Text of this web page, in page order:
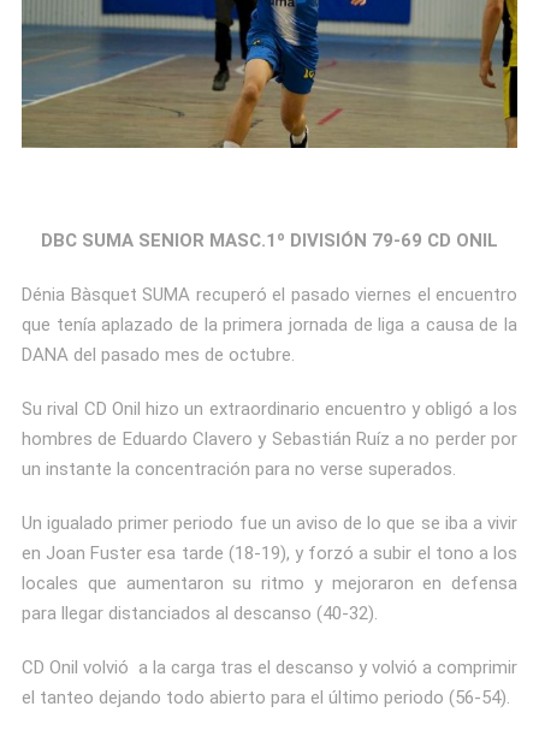
DBC SUMA SENIOR MASC.1º DIVISIÓN 79-69 CD ONIL
Dénia Bàsquet SUMA recuperó el pasado viernes el encuentro
que tenía aplazado de la primera jornada de liga a causa de la
DANA del pasado mes de octubre.
Su rival CD Onil hizo un extraordinario encuentro y obligó a los
hombres de Eduardo Clavero y Sebastián Ruíz a no perder por
un instante la concentración para no verse superados.
Un igualado primer periodo fue un aviso de lo que se iba a vivir
en Joan Fuster esa tarde (18-19), y forzó a subir el tono a los
locales que aumentaron su ritmo y mejoraron en defensa
para llegar distanciados al descanso (40-32).
CD Onil volvió a la carga tras el descanso y volvió a comprimir
el tanteo dejando todo abierto para el último periodo (56-54).